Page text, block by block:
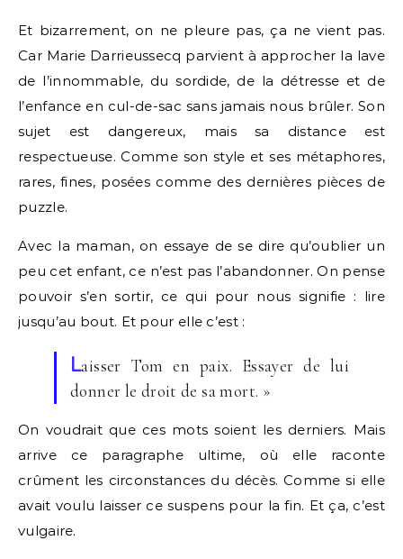
Et bizarrement, on ne pleure pas, ça ne vient pas.
Car Marie Darrieussecq parvient à approcher la lave
de l’innommable, du sordide, de la détresse et de
l’enfance en cul-de-sac sans jamais nous brûler. Son
sujet est dangereux, mais sa distance est
respectueuse. Comme son style et ses métaphores,
rares, fines, posées comme des dernières pièces de
puzzle.
Avec la maman, on essaye de se dire qu’oublier un
peu cet enfant, ce n’est pas l’abandonner. On pense
pouvoir s’en sortir, ce qui pour nous signifie : lire
jusqu’au bout. Et pour elle c’est :
Laisser Tom en paix. Essayer de lui
donner le droit de sa mort. »
On voudrait que ces mots soient les derniers. Mais
arrive ce paragraphe ultime, où elle raconte
crûment les circonstances du décès. Comme si elle
avait voulu laisser ce suspens pour la fin. Et ça, c’est
vulgaire.